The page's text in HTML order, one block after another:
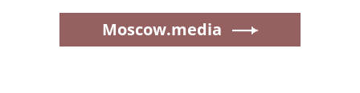
Moscow.media